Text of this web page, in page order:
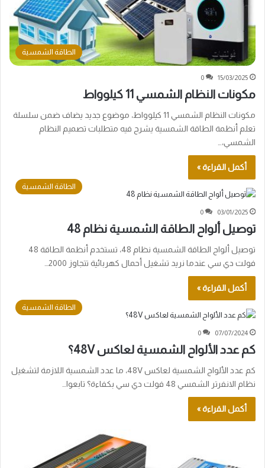
الطاقة الشمسية
15/03/2025
0
مكونات النظام الشمسي 11 كيلوواط
مكونات النظام الشمسي 11 كيلوواط، موضوع جديد يضاف ضمن سلسلة
تعلم أنظمة الطاقة الشمسية يشرح فيه متطلبات تصميم النظام
الشمسي،…
أكمل القراءة »
الطاقة الشمسية
03/01/2025
0
توصيل ألواح الطاقة الشمسية نظام 48
توصيل ألواح الطاقة الشمسية نظام 48، تستخدم أنظمة الطاقة 48
فولت دي سي عندما نريد تشغيل أحمال كهربائية تتجاوز 2000…
أكمل القراءة »
الطاقة الشمسية
07/07/2024
0
كم عدد الألواح الشمسية لعاكس 48V؟
كم عدد الألواح الشمسية لعاكس 48V، ما عدد الشمسية اللازمة لتشغيل
نظام الانفرتر الشمسي 48 فولت دي سي بكفاءة؟ تابعوا…
أكمل القراءة »